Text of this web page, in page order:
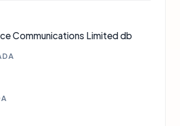
Communications Limited db